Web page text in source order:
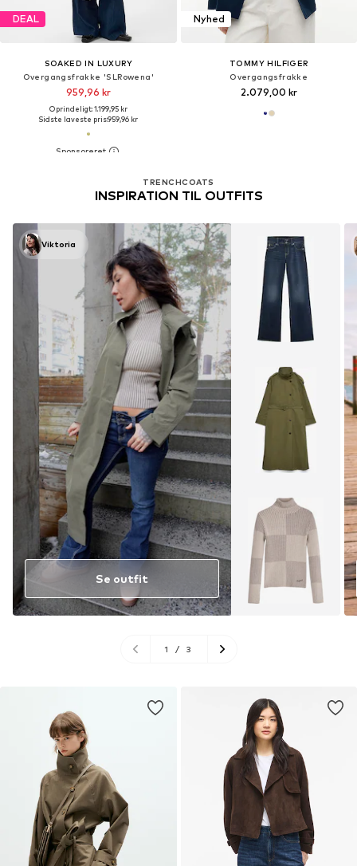
DEAL
SOAKED IN LUXURY
Overgangsfrakke 'SLRowena'
959,96 kr
Oprindeligt: 1.199,95 kr
Sidste laveste pris:959,96 kr
Nyhed
TOMMY HILFIGER
Overgangsfrakke
2.079,00 kr
TRENCHCOATS
INSPIRATION TIL OUTFITS
Viktoria
Se outfit
1 / 3